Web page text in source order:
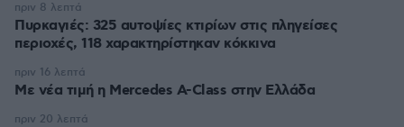
Πυρκαγιές: 325 αυτοψίες κτιρίων στις πληγείσες
περιοχές, 118 χαρακτηρίστηκαν κόκκινα
πριν 8 λεπτά
Με νέα τιμή η Mercedes A-Class στην Ελλάδα
πριν 16 λεπτά
πριν 20 λεπτά